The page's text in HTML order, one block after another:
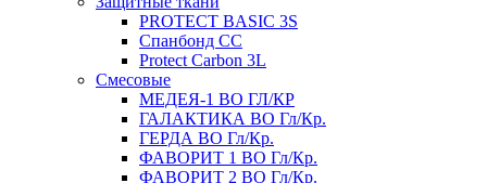
PROTECT BASIC 3S
Спанбонд СС
Protect Carbon 3L
Смесовые
МЕДЕЯ-1 ВО ГЛ/КР
ГАЛАКТИКА ВО Гл/Кр.
ГЕРДА ВО Гл/Кр.
ФАВОРИТ 1 ВО Гл/Кр.
ФАВОРИТ 2 ВО Гл/Кр.